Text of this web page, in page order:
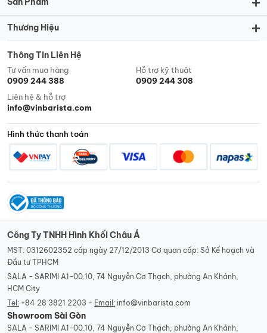
Thương Hiệu
Thông Tin Liên Hệ
Tư vấn mua hàng
0909 244 388
Hỗ trợ kỹ thuật
0909 244 308
Liên hệ & hỗ trợ
info@vinbarista.com
Hình thức thanh toán
Công Ty TNHH Hình Khối Châu Á
MST: 0312602352 cấp ngày 27/12/2013 Cơ quan cấp: Sở Kế hoạch và
Đầu tư TPHCM
SALA - SARIMI A1-00.10, 74 Nguyễn Cơ Thạch, phường An Khánh,
HCM City
Tel: +84 28 3821 2203 - Email: info@vinbarista.com
Showroom Sài Gòn
SALA - SARIMI A1-00.10, 74 Nguyễn Cơ Thạch, phường An Khánh,